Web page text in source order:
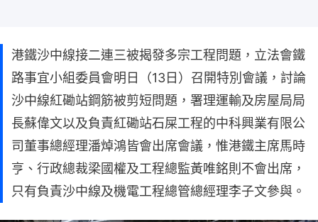
港鐵沙中線接二連三被揭發多宗工程問題，立法會鐵
路事宜小組委員會明日（13日）召開特別會議，討論
沙中線紅磡站鋼筋被剪短問題，署理運輸及房屋局局
長蘇偉文以及負責紅磡站石屎工程的中科興業有限公
司董事總經理潘焯鴻皆會出席會議，惟港鐵主席馬時
亨、行政總裁梁國權及工程總監黃唯銘則不會出席，
只有負責沙中線及機電工程總管總經理李子文參與。